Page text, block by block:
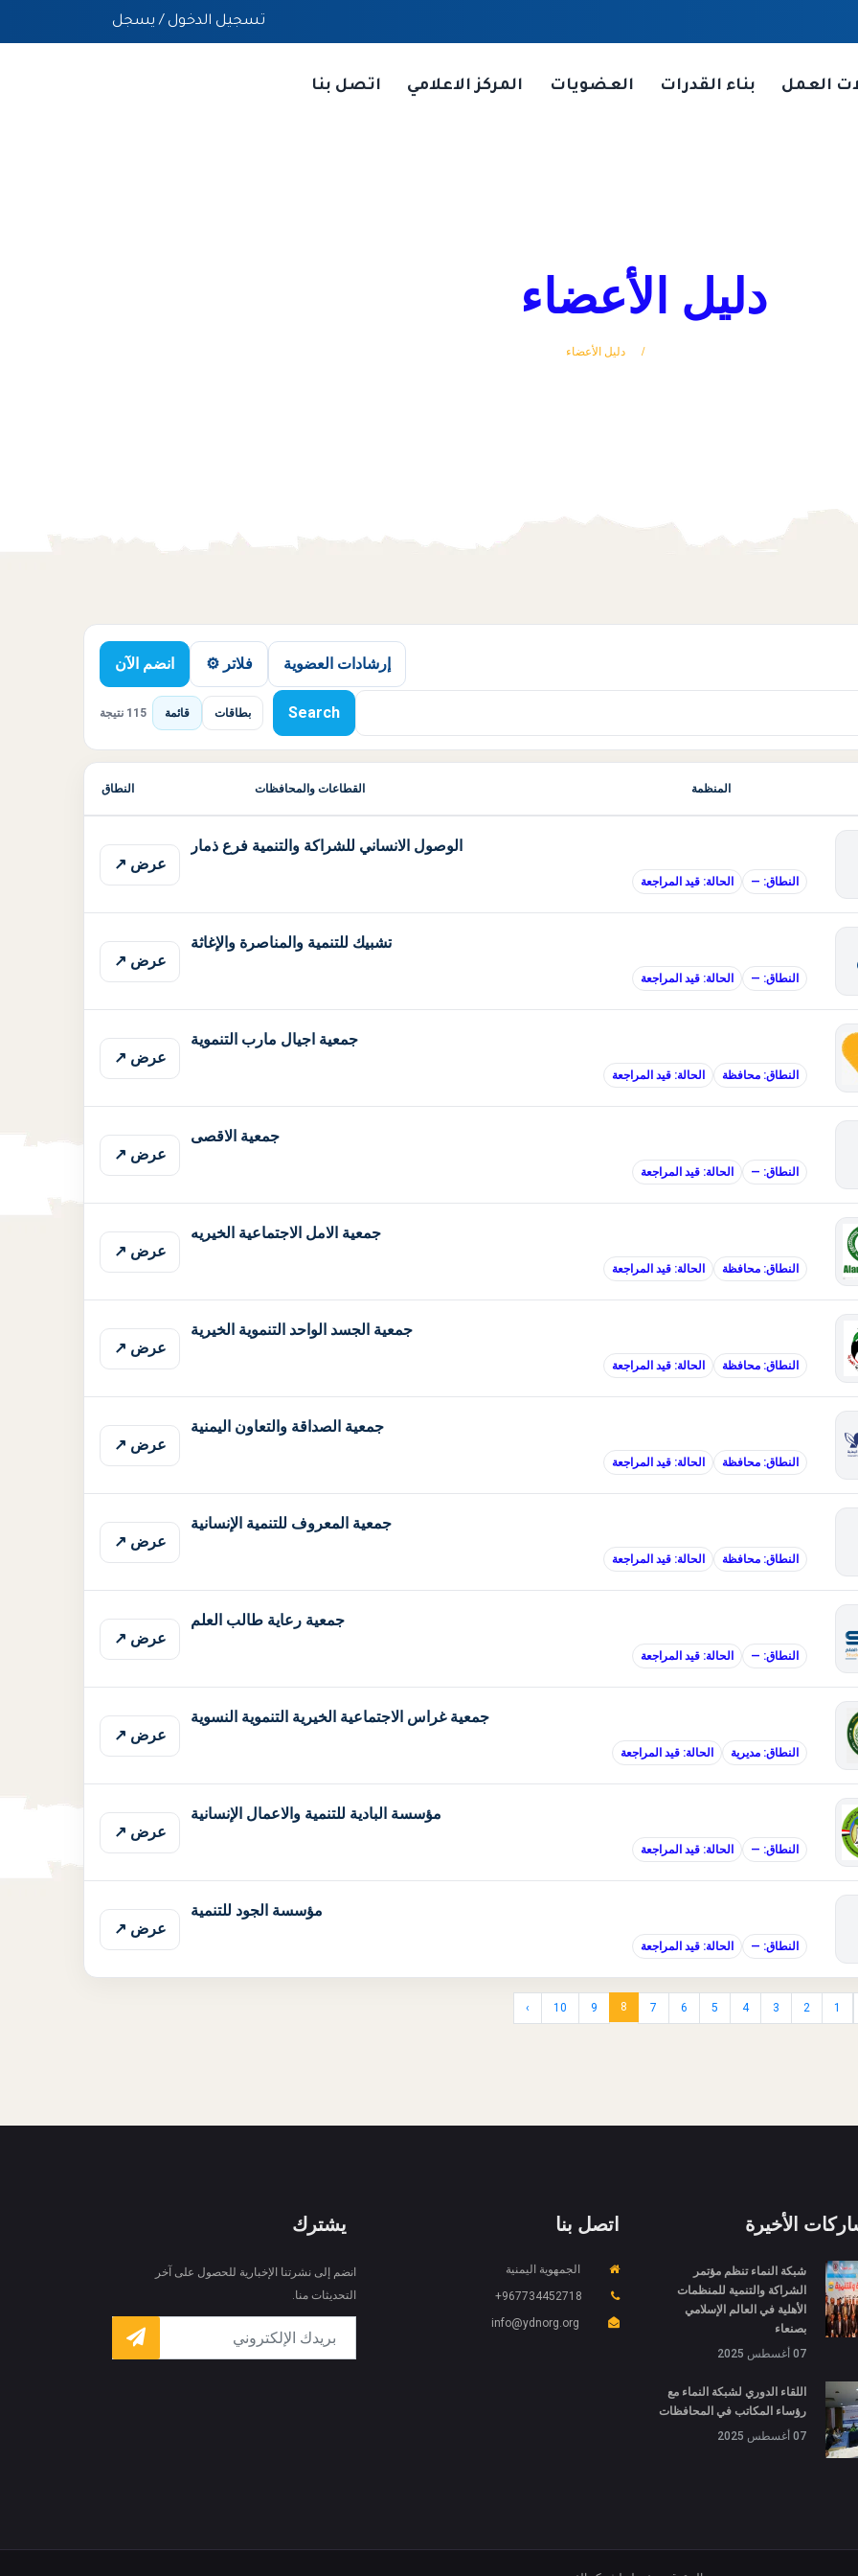
تسجيل الدخول / يسجل
العمل بناء القدرات العضويات المركز الاعلامي اتصل بنا
دليل الأعضاء
دليل الأعضاء
إرشادات العضوية فلاتر ⚙️ انضم الآن
Search بطاقات قائمة 115 نتيجة
المنظمة القطاعات والمحافظات النطاق
الوصول الانساني للشراكة والتنمية فرع ذمار
النطاق: — الحالة: قيد المراجعة
عرض ↗
تشبيك للتنمية والمناصرة والإغاثة
النطاق: — الحالة: قيد المراجعة
عرض ↗
جمعية اجيال مارب التنموية
النطاق: محافظة الحالة: قيد المراجعة
عرض ↗
جمعية الاقصى
النطاق: — الحالة: قيد المراجعة
عرض ↗
جمعية الامل الاجتماعية الخيريه
النطاق: محافظة الحالة: قيد المراجعة
عرض ↗
جمعية الجسد الواحد التنموية الخيرية
النطاق: محافظة الحالة: قيد المراجعة
عرض ↗
جمعية الصداقة والتعاون اليمنية
النطاق: محافظة الحالة: قيد المراجعة
عرض ↗
جمعية المعروف للتنمية الإنسانية
النطاق: محافظة الحالة: قيد المراجعة
عرض ↗
جمعية رعاية طالب العلم
النطاق: — الحالة: قيد المراجعة
عرض ↗
جمعية غراس الاجتماعية الخيرية التنموية النسوية
النطاق: مديرية الحالة: قيد المراجعة
عرض ↗
مؤسسة البادية للتنمية والاعمال الإنسانية
النطاق: — الحالة: قيد المراجعة
عرض ↗
مؤسسة الجود للتنمية
النطاق: — الحالة: قيد المراجعة
عرض ↗
1
2
3
4
5
6
7
8
9
10
›
الأخيرة
شبكة النماء تنظم مؤتمر
الشراكة والتنمية للمنظمات
الأهلية في العالم الإسلامي
بصنعاء
07 أغسطس 2025
اللقاء الدوري لشبكة النماء مع
رؤساء المكاتب في المحافظات
07 أغسطس 2025
اتصل بنا
الجمهوية اليمنية
967734452718+
info@ydnorg.org
يشترك
انضم إلى نشرتنا الإخبارية للحصول على آخر
التحديثات منا.